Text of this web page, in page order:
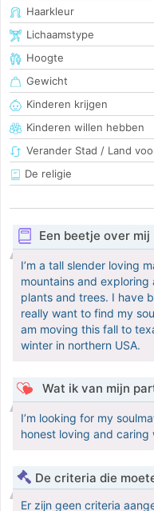
Haarkleur
Lichaamstype
Hoogte
Gewicht
Kinderen krijgen
Kinderen willen hebben
Verander Stad / Land
De religie
Een beetje over mij
I’m a tall slender loving
mountains and
plants and trees. I have
really want to find my
am moving this fall to
winter in northern USA.
Wat ik van mijn
I’m looking for my
honest loving and caring
De criteria die
Er zijn geen criteria